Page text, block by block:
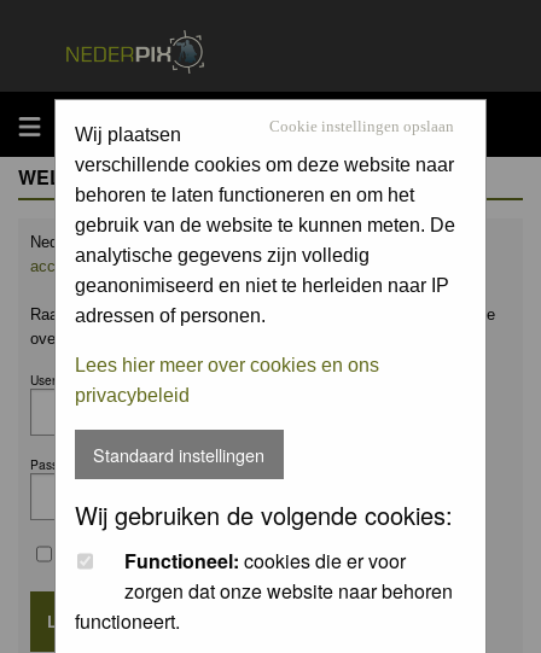
MENU Cookie instellingen opslaan
Wij plaatsen
verschillende cookies om deze website naar
behoren te laten functioneren en om het
gebruik van de website te kunnen meten. De
analytische gegevens zijn volledig
geanonimiseerd en niet te herleiden naar IP
adressen of personen.
Lees hier meer over cookies en ons
privacybeleid
Standaard instellingen
Wij gebruiken de volgende cookies:
Functioneel: cookies die er voor
zorgen dat onze website naar behoren
functioneert.
WELCOME GUEST
Nederpix.nl is hét platform voor de natuurfotograaf.
account aanen upload ook jouw mooiste foto's.
Raak geïnspireerd door het werk van anderen en leer en praat mee
over alles wat bij natuurfotografie komt kijken!
Username:
Password:
Remember me